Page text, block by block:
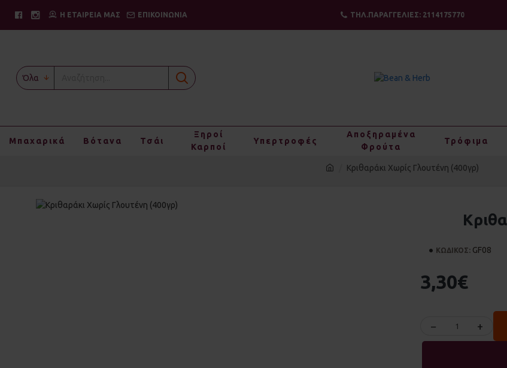
Η ΕΤΑΙΡΕΙΑ ΜΑΣ ΕΠΙΚΟΙΝΩΝΙΑ ΤΗΛ.ΠΑΡΑΓΓΕΛΙΕΣ: 2114175770
Όλα
Μπαχαρικά Βότανα Τσάι
Ξηροί
Καρποί
Υπερτροφές
Αποξηραμένα
Φρούτα
Τρόφιμα
Κριθαράκι Χωρίς Γλουτένη (400γρ)
3,30€
ΚΩΔΙΚΟΣ: GF08
− +